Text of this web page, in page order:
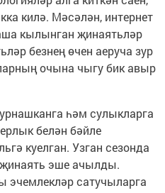
килә. Мәсәлән, интернет
кылынган җинаятьләр
безнең өчен аеруча зур
очына чыгу бик авыр
һәм сулыкларга
белән бәйле
куелган. Узган сезонда
эше ачылды.
эчемлекләр сатучыларга